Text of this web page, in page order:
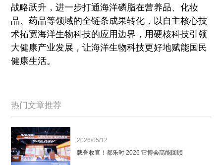
战略跃升，进一步打通海洋磷脂在营养品、化妆
品、药品等领域的全链条成果转化，以自主核心技
术拓宽海洋生物科技的应用边界，用硬核科技引领
大健康产业发展，让海洋生物科技更好地赋能国民
健康生活。
热门文章推荐
2026/05/12
载誉收官！都乐时 2026 它博会高能回顾